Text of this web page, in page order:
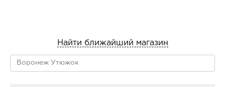
Найти ближайший магазин